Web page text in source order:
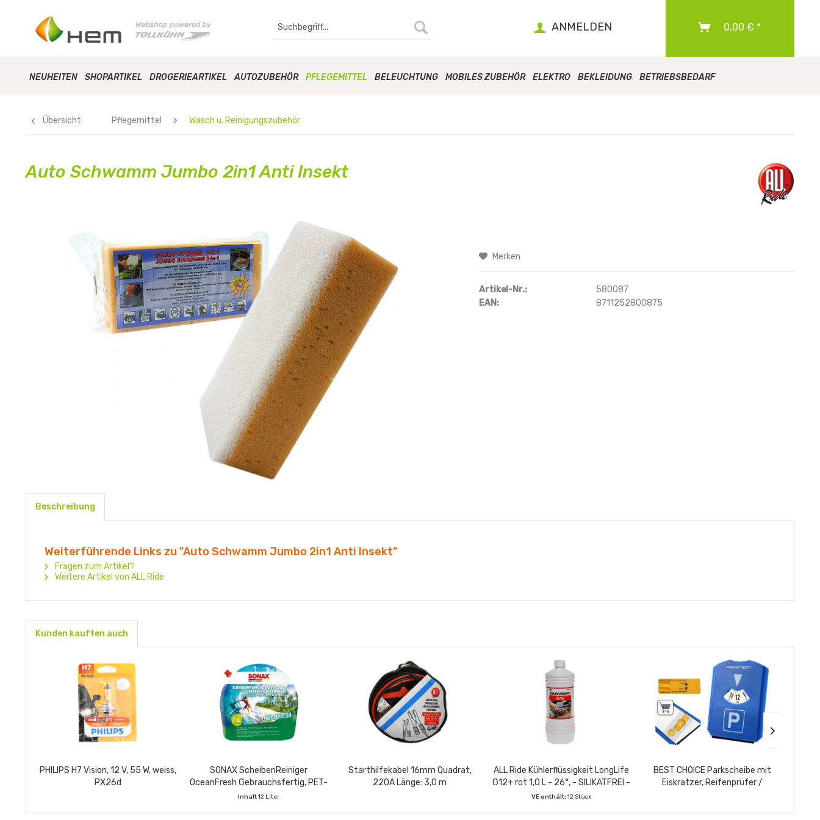
ANMELDEN 0,00 € *
NEUHEITEN SHOPARTIKEL DROGERIEARTIKEL AUTOZUBEHÖR PFLEGEMITTEL BELEUCHTUNG MOBILES ZUBEHÖR ELEKTRO BEKLEIDUNG BETRIEBSBEDARF
Übersicht Pflegemittel Wasch u. Reinigungszubehör
Auto Schwamm Jumbo 2in1 Anti Insekt
Merken
Artikel-Nr.:
580087
EAN:
8711252800875
Beschreibung
Weiterführende Links zu "Auto Schwamm Jumbo 2in1 Anti Insekt"
Fragen zum Artikel?
Weitere Artikel von ALL Ride
Kunden kauften auch
PHILIPS H7 Vision, 12 V, 55 W, weiss,
PX26d
SONAX ScheibenReiniger
OceanFresh Gebrauchsfertig, PET-
Beutel 3 Ltr.
Inhalt12 Liter
Starthilfekabel 16mm Quadrat,
220A Länge: 3,0 m
ALL Ride Kühlerflüssigkeit LongLife
G12+ rot 1,0 L - 26°, - SILIKATFREI -
VE enthält: 12 Stück
BEST CHOICE Parkscheibe mit
Eiskratzer, Reifenprüfer /